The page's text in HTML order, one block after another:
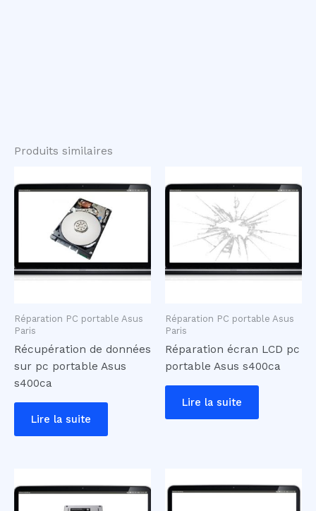
Produits similaires
Réparation PC portable Asus
Paris
Récupération de données
sur pc portable Asus
s400ca
Lire la suite
Réparation PC portable Asus
Paris
Réparation écran LCD pc
portable Asus s400ca
Lire la suite